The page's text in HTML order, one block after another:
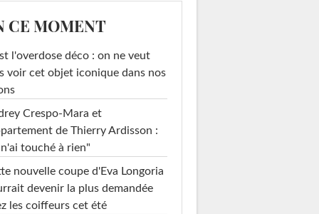
CE MOMENT
l'overdose déco : on ne veut
voir cet objet iconique dans nos
Crespo-Mara et
de Thierry Ardisson :
n'ai touché à rien"
nouvelle coupe d'Eva Longoria
devenir la plus demandée
les coiffeurs cet été